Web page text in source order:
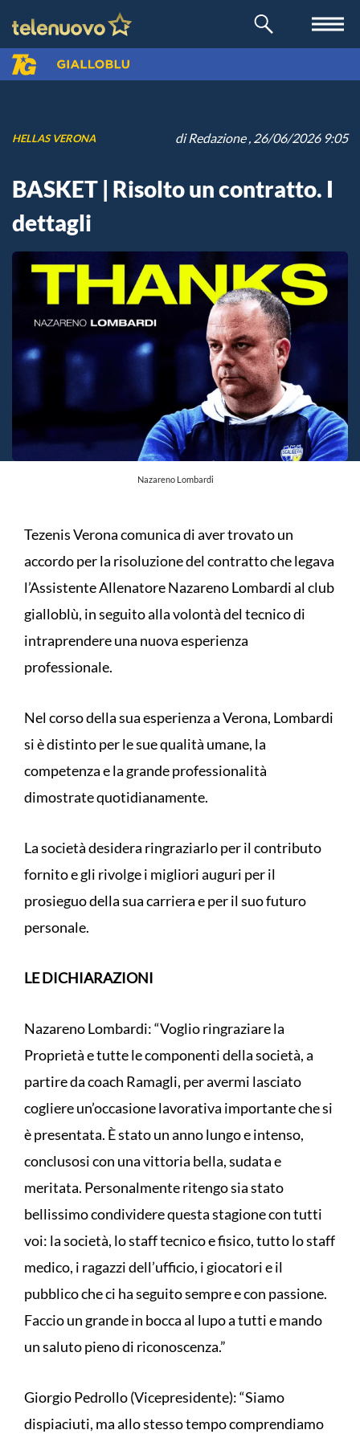
HELLAS VERONA diRedazione, 26/06/2026 9:05
BASKET | Risolto un contratto. I
dettagli
Nazareno Lombardi
Tezenis Verona comunica di aver trovato un
accordo per la risoluzione del contratto che legava
l’Assistente Allenatore Nazareno Lombardi al club
gialloblù, in seguito alla volontà del tecnico di
intraprendere una nuova esperienza
professionale.
Nel corso della sua esperienza a Verona, Lombardi
si è distinto per le sue qualità umane, la
competenza e la grande professionalità
dimostrate quotidianamente.
La società desidera ringraziarlo per il contributo
fornito e gli rivolge i migliori auguri per il
prosieguo della sua carriera e per il suo futuro
personale.
LE DICHIARAZIONI
Nazareno Lombardi: “Voglio ringraziare la
Proprietà e tutte le componenti della società, a
partire da coach Ramagli, per avermi lasciato
cogliere un’occasione lavorativa importante che si
è presentata. È stato un anno lungo e intenso,
conclusosi con una vittoria bella, sudata e
meritata. Personalmente ritengo sia stato
bellissimo condividere questa stagione con tutti
voi: la società, lo staff tecnico e fisico, tutto lo staff
medico, i ragazzi dell’ufficio, i giocatori e il
pubblico che ci ha seguito sempre e con passione.
Faccio un grande in bocca al lupo a tutti e mando
un saluto pieno di riconoscenza.”
Giorgio Pedrollo (Vicepresidente): “Siamo
dispiaciuti, ma allo stesso tempo comprendiamo